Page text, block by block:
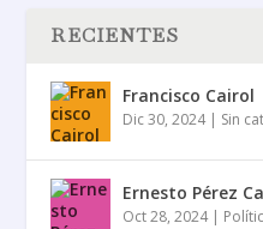
RECIENTES
Francisco Cairol
Dic 30, 2024| Sin
Ernesto Pérez
Oct 28, 2024|